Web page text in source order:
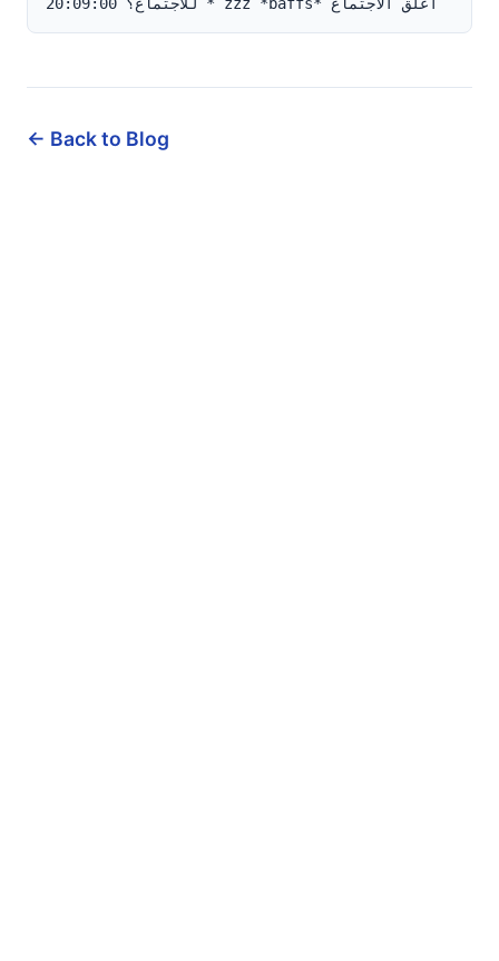
← Back to Blog